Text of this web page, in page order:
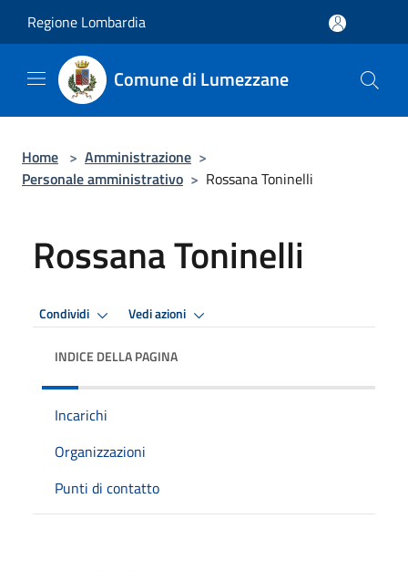
Regione Lombardia
Comune di Lumezzane
Home > Amministrazione >
Personale amministrativo > Rossana Toninelli
Rossana Toninelli
Condividi Vedi azioni
INDICE DELLA PAGINA
Incarichi
Organizzazioni
Punti di contatto